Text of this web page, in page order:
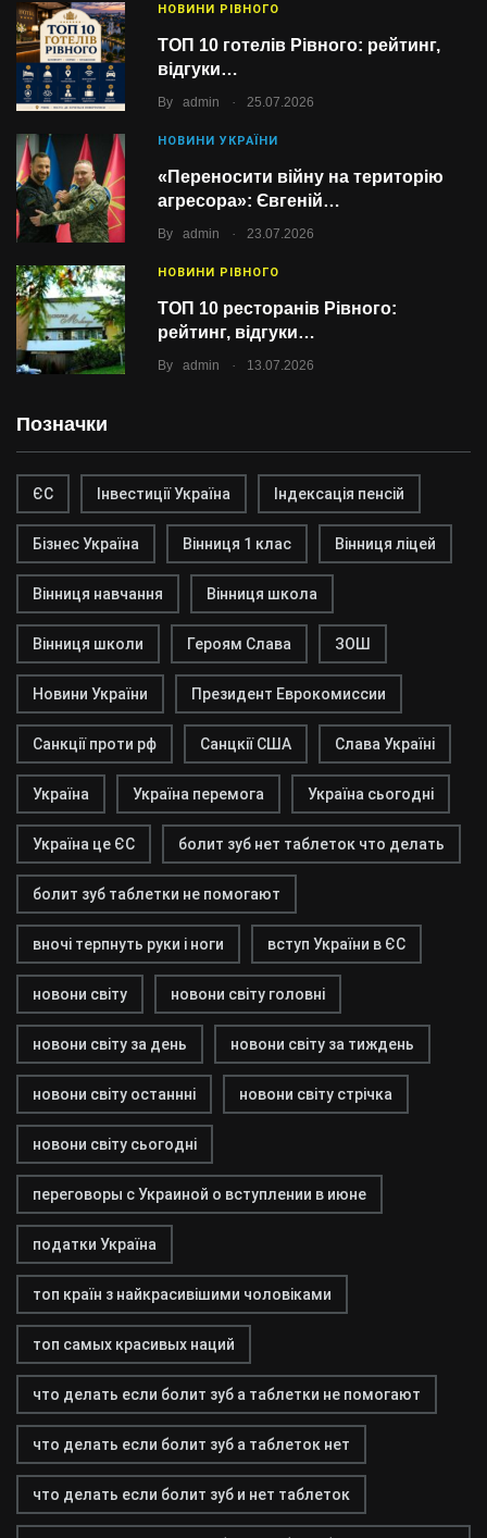
НОВИНИ РІВНОГО
ТОП 10 готелів Рівного: рейтинг,
відгуки…
By admin . 25.07.2026
НОВИНИ УКРАЇНИ
«Переносити війну на територію
агресора»: Євгеній…
By admin . 23.07.2026
НОВИНИ РІВНОГО
ТОП 10 ресторанів Рівного:
рейтинг, відгуки…
By admin . 13.07.2026
Позначки
ЄС Інвестиції Україна Індексація пенсій
Бізнес Україна Вінниця 1 клас Вінниця ліцей
Вінниця навчання Вінниця школа
Вінниця школи Героям Слава ЗОШ
Новини України Президент Еврокомиссии
Санкції проти рф Санцкії США Слава Україні
Україна Україна перемога Україна сьогодні
Україна це ЄС болит зуб нет таблеток что делать
болит зуб таблетки не помогают
вночі терпнуть руки і ноги вступ України в ЄС
новони світу новони світу головні
новони світу за день новони світу за тиждень
новони світу останнні новони світу стрічка
новони світу сьогодні
переговоры с Украиной о вступлении в июне
податки Україна
топ країн з найкрасивішими чоловіками
топ самых красивых наций
что делать если болит зуб а таблетки не помогают
что делать если болит зуб а таблеток нет
что делать если болит зуб и нет таблеток